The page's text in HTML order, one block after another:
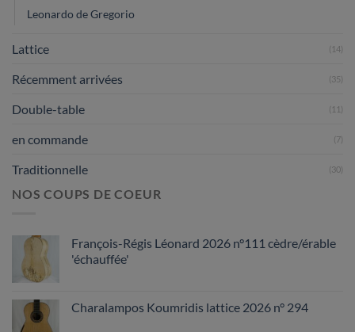
Leonardo de Gregorio
Lattice (14)
Récemment arrivées (35)
Double-table (11)
en commande (7)
Traditionnelle (30)
NOS COUPS DE COEUR
François-Régis Léonard 2026 n°111 cèdre/érable
'échauffée'
Charalampos Koumridis lattice 2026 n° 294